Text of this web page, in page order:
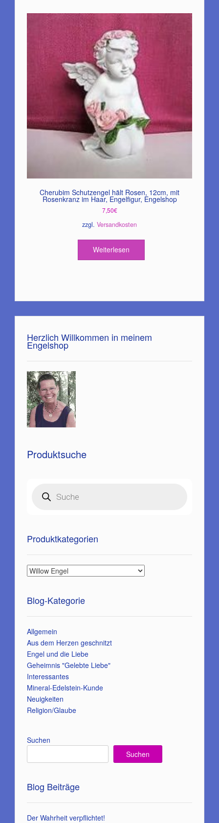
Cherubim Schutzengel hält Rosen, 12cm, mit
Rosenkranz im Haar, Engelfigur, Engelshop
7,50€
zzgl. Versandkosten
Weiterlesen
Herzlich Willkommen in meinem
Engelshop
Produktsuche
search
Produktkategorien
Blog-Kategorie
Allgemein
Aus dem Herzen geschnitzt
Engel und die Liebe
Geheimnis "Gelebte Liebe"
Interessantes
Mineral-Edelstein-Kunde
Neuigkeiten
Religion/Glaube
Suchen
Suchen
Blog Beiträge
Der Wahrheit verpflichtet!